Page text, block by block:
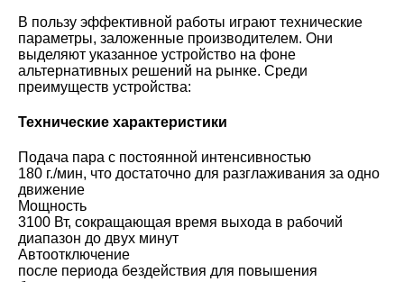
В пользу эффективной работы играют технические
параметры, заложенные производителем. Они
выделяют указанное устройство на фоне
альтернативных решений на рынке. Среди
преимуществ устройства:
Технические характеристики
Подача пара с постоянной интенсивностью
180 г./мин, что достаточно для разглаживания за одно
движение
Мощность
3100 Вт, сокращающая время выхода в рабочий
диапазон до двух минут
Автоотключение
после периода бездействия для повышения